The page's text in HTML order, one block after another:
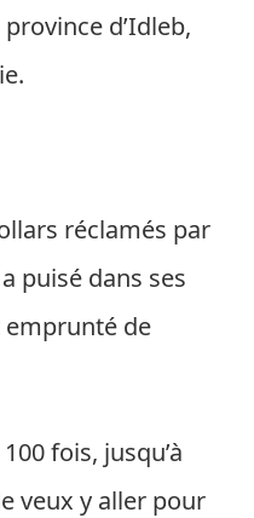
d’Idleb,
réclamés par
puisé dans ses
de
fois, jusqu’à
veux y aller pour